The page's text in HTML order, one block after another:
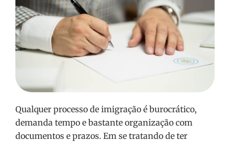
Qualquer processo de imigração é burocrático,
demanda tempo e bastante organização com
documentos e prazos. Em se tratando de ter